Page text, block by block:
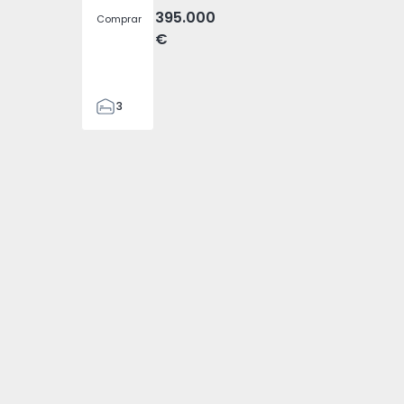
Comprar
395.000
€
3